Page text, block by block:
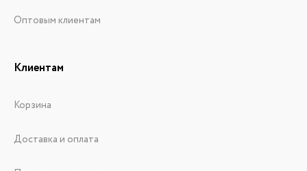
Оптовым клиентам
Клиентам
Корзина
Доставка и оплата